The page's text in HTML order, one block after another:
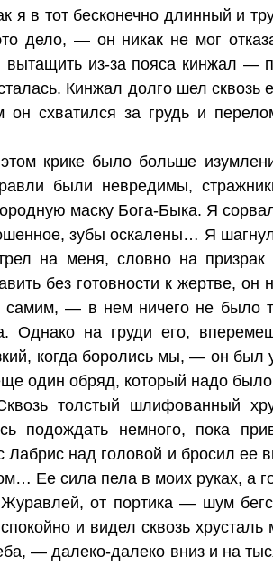
я в тот бесконечно длинный и
дело, — он никак не мог
из-за пояса кинжал —
Кинжал долго шел
схватился за грудь и
крике было больше
были невредимы,
маску Бога-Быка. Я
зубы оскалены… Я
на меня, словно на
без готовности к жертве,
самим, — в нем ничего не было
Однако на груди его,
когда боролись мы, — он был
один обряд, который надо
толстый шлифованный
подождать немного, пока
над головой и бросил ее
Ее сила пела в моих руках, а
от портика — шум
и видел сквозь хрусталь
— далеко-далеко вниз и на